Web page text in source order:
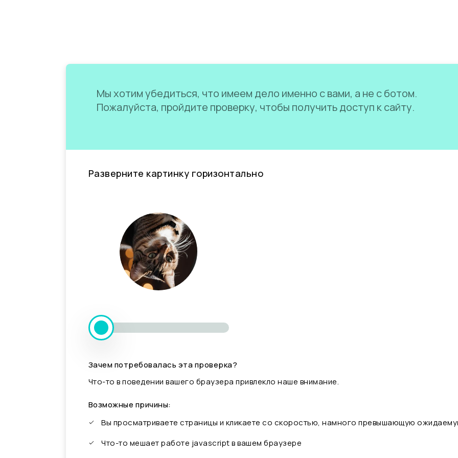
Мы хотим убедиться, что имеем дело именно с вами, а не с ботом.
Пожалуйста, пройдите проверку, чтобы получить доступ к сайту.
Разверните картинку горизонтально
Зачем потребовалась эта проверка?
Что-то в поведении вашего браузера привлекло наше внимание.
Возможные причины:
Вы просматриваете страницы и кликаете со скоростью, намного превышающую
Что-то мешает работе javascript в вашем браузере